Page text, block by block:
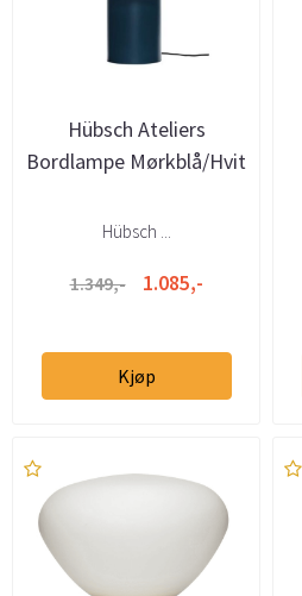
Hübsch Ateliers
Bordlampe Mørkblå/Hvit
Hübsch ...
1.349,- 1.085,-
Kjøp